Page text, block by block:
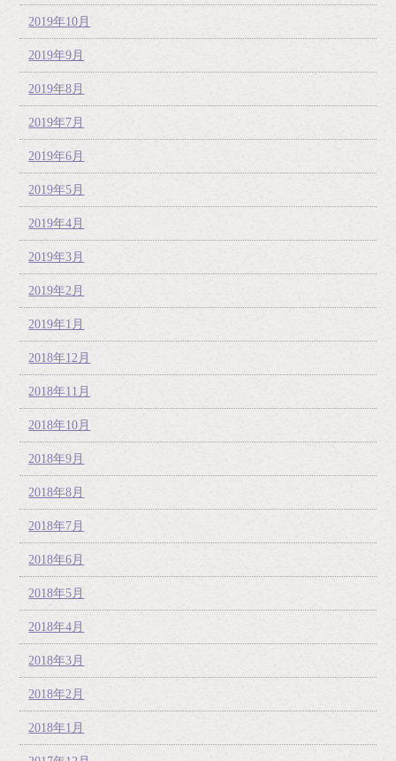
2019年10月
2019年9月
2019年8月
2019年7月
2019年6月
2019年5月
2019年4月
2019年3月
2019年2月
2019年1月
2018年12月
2018年11月
2018年10月
2018年9月
2018年8月
2018年7月
2018年6月
2018年5月
2018年4月
2018年3月
2018年2月
2018年1月